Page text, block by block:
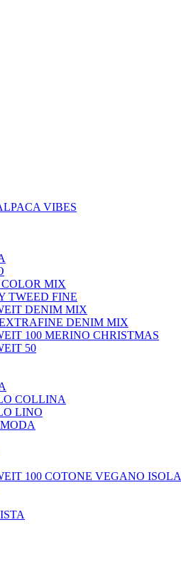
VIBES
COLOR MIX
TWEED FINE
DENIM MIX
DENIM MIX
100 MERINO CHRISTMAS
50
COLLINA
LINO
100 COTONE VEGANO ISOLA